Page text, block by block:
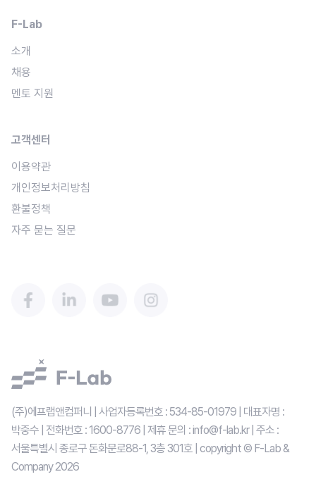
F-Lab
소개
채용
멘토 지원
고객센터
이용약관
개인정보처리방침
환불정책
자주 묻는 질문
(주)에프랩앤컴퍼니 | 사업자등록번호 : 534-85-01979 | 대표자명 :
박중수 | 전화번호 : 1600-8776 | 제휴 문의 : info@f-lab.kr | 주소 :
서울특별시 종로구 돈화문로88-1, 3층 301호 | copyright © F-Lab &
Company 2026